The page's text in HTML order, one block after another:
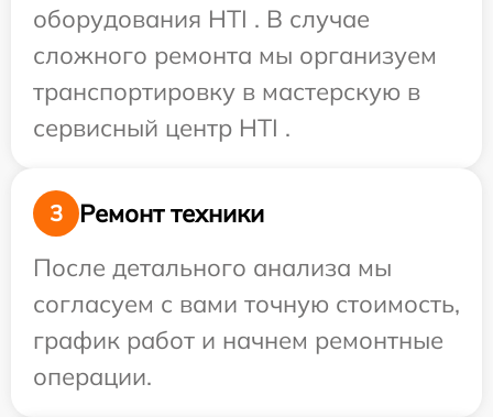
оборудования HTI . В случае
сложного ремонта мы организуем
транспортировку в мастерскую в
сервисный центр HTI .
3
Ремонт техники
После детального анализа мы
согласуем с вами точную стоимость,
график работ и начнем ремонтные
операции.